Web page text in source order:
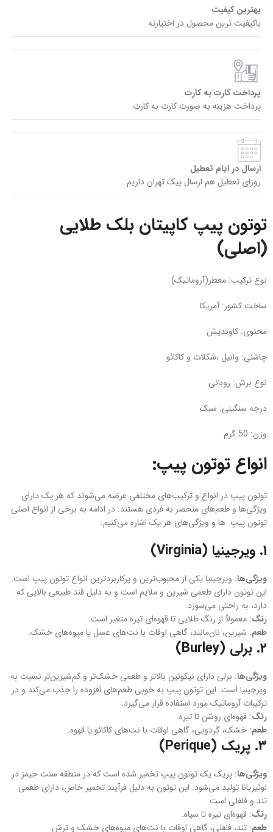
بهترین کیفیت
باکیفیت ترین محصول در اختیارته
پرداخت کارت به کارت
پرداخت هزینه به صورت کارت به کارت
ارسال در ایام تعطیل
روزای تعطیل هم ارسال پیک تهران داریم
توتون پیپ کاپیتان بلک طلایی
(اصلی)
نوع ترکیب: معطر(آروماتیک)
ساخت کشور: آمریکا
محتوی: کاوندیش
چاشنی: وانیل ،شکلات و کاکائو
نوع برش: روبانی
درجه سنگینی: سبک
وزن: 50 گرم
انواع توتون پیپ:
توتون‌ پیپ در انواع و ترکیب‌های مختلفی عرضه می‌شوند که هر یک دارای
ویژگی‌ها و طعم‌های منحصر به فردی هستند. در ادامه به برخی از انواع اصلی
توتون‌ پیپ ها و ویژگی‌های هر یک اشاره می‌کنیم:
1. ویرجینیا (Virginia)
ویژگی‌ها: ویرجینیا یکی از محبوب‌ترین و پرکاربردترین انواع توتون پیپ است.
این توتون دارای طعمی شیرین و ملایم است و به دلیل قند طبیعی بالایی که
دارد، به راحتی می‌سوزد.
رنگ: معمولاً از رنگ طلایی تا قهوه‌ای تیره متغیر است.
طعم: شیرین، نان‌مانند، گاهی اوقات با نت‌های عسل یا میوه‌های خشک.
2. برلی (Burley)
ویژگی‌ها: برلی دارای نیکوتین بالاتر و طعمی خشک‌تر و کم‌شیرین‌تر نسبت به
ویرجینیا است. این توتون پیپ به خوبی طعم‌های افزوده را جذب می‌کند و در
ترکیبات آروماتیک مورد استفاده قرار می‌گیرد.
رنگ: قهوه‌ای روشن تا تیره.
طعم: خشک، گردویی، گاهی اوقات با نت‌های کاکائو یا قهوه.
3. پریک (Perique)
ویژگی‌ها: پریک یک توتون پیپ تخمیر شده است که در منطقه سنت جیمز در
لوئیزیانا تولید می‌شود. این توتون به دلیل فرآیند تخمیر خاص، دارای طعمی
تند و فلفلی است.
رنگ: قهوه‌ای تیره تا سیاه.
طعم: تند، فلفلی، گاهی اوقات با نت‌های میوه‌های خشک و ترش.